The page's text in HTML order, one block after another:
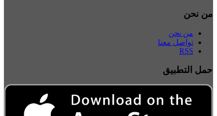
من نحن
من نحن
تواصل معنا
RSS
حمل التطبيق